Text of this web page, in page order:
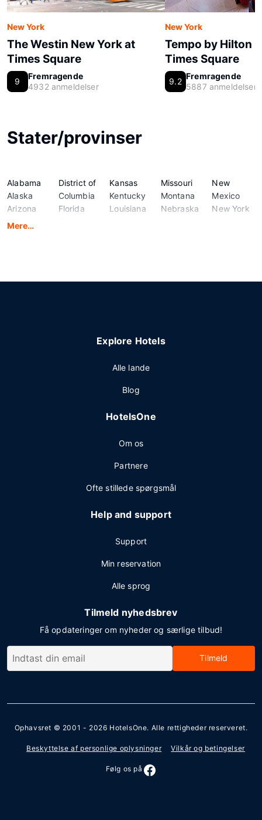
New York
The Westin New York at
Times Square
9
Fremragende
4932 anmeldelser
New York
Tempo by Hilton
Times Square
9.2
Fremragende
5887 anmeldelser
Stater/provinser
Alabama
Alaska
Arizona
Arkansas
District of
Columbia
Florida
Kansas
Kentucky
Louisiana
Missouri
Montana
Nebraska
New
Mexico
New York
Mere…
Explore Hotels
Alle lande
Blog
HotelsOne
Om os
Partnere
Ofte stillede spørgsmål
Help and support
Support
Min reservation
Alle sprog
Tilmeld nyhedsbrev
Få opdateringer om nyheder og særlige tilbud!
Tilmeld
Ophavsret © 2001 - 2026 HotelsOne. Alle rettigheder reserveret.
Beskyttelse af personlige oplysninger Vilkår og betingelser
Følg os på